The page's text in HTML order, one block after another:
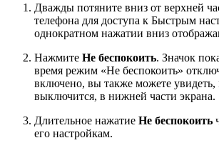
Дважды потяните вниз от верхней
телефона для доступа к Быстрым
однократном нажатии вниз
Нажмите Не беспокоить. Значок
время режим «Не беспокоить»
включено, вы также можете увидеть,
выключится, в нижней части экрана.
Длительное нажатие Не беспокоить
его настройкам.